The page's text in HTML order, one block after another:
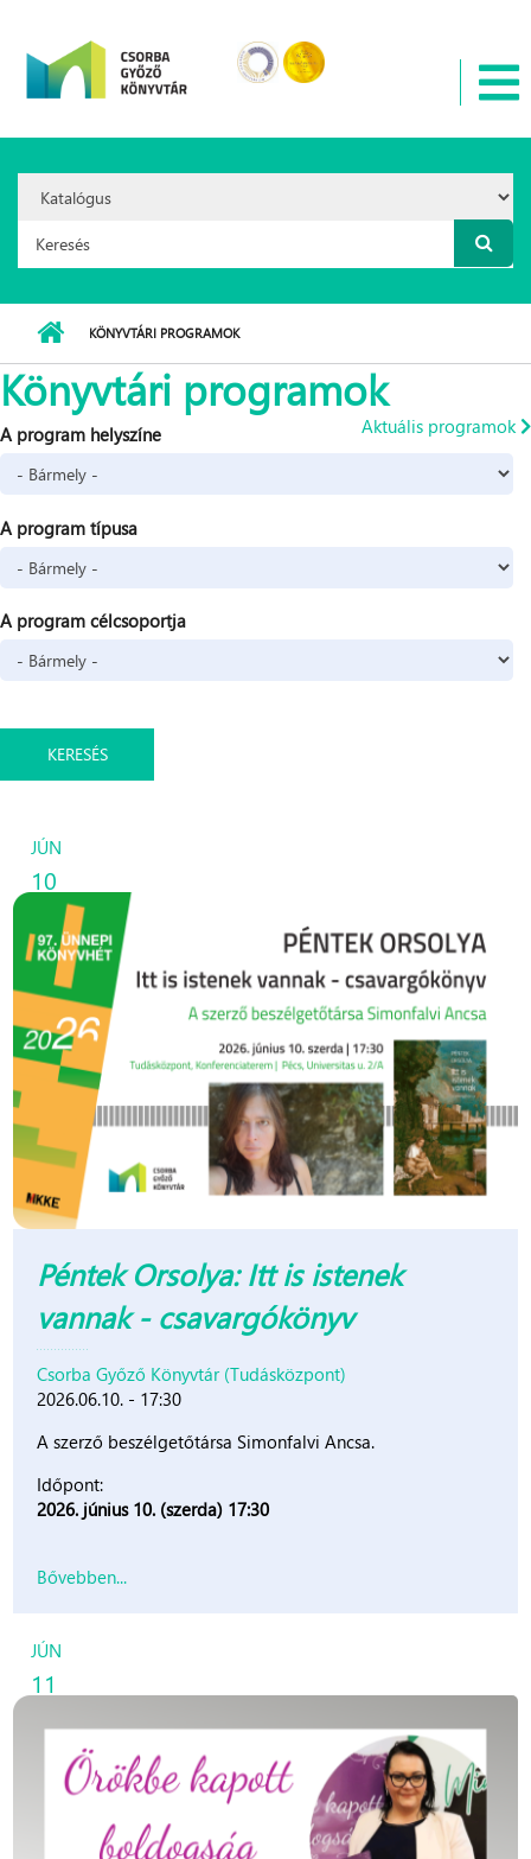
Option:
Keresés űrlap
KÖNYVTÁRI PROGRAMOK
Könyvtári programok
Aktuális programok
A program helyszíne
A program típusa
A program célcsoportja
JÚN
10
Péntek Orsolya: Itt is istenek
vannak - csavargókönyv
Csorba Győző Könyvtár (Tudásközpont)
2026.06.10. - 17:30
A szerző beszélgetőtársa Simonfalvi Ancsa.
Időpont:
2026. június 10. (szerda) 17:30
Bővebben...
JÚN
11